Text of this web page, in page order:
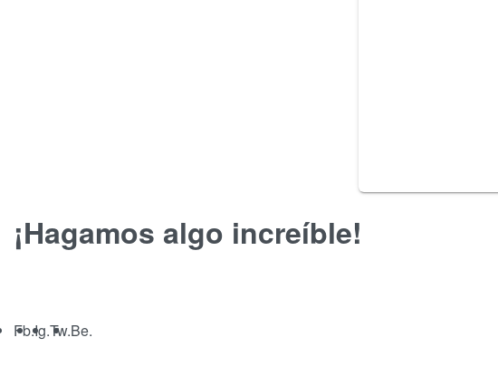
¡Hagamos algo increíble!
Fb.Ig.Tw.Be.